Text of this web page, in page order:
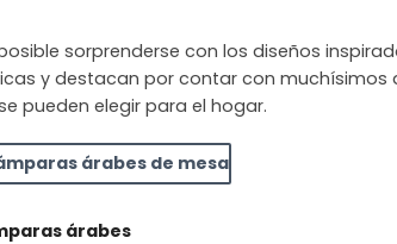
sorprenderse con los diseños
y destacan por contar con muchísimos
pueden elegir para el hogar.
árabes de mesa
árabes